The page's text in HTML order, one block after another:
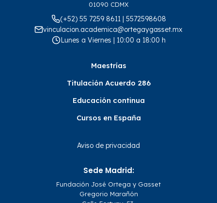
01090 CDMX
(+52) 55 7259 8611 | 5572598608
vinculacion.academica@ortegaygasset.mx
Lunes a Viernes | 10:00 a 18:00 h
Maestrías
Titulación Acuerdo 286
Educación continua
Cursos en España
Aviso de privacidad
Sede Madrid:
Fundación José Ortega y Gasset
Gregorio Marañón